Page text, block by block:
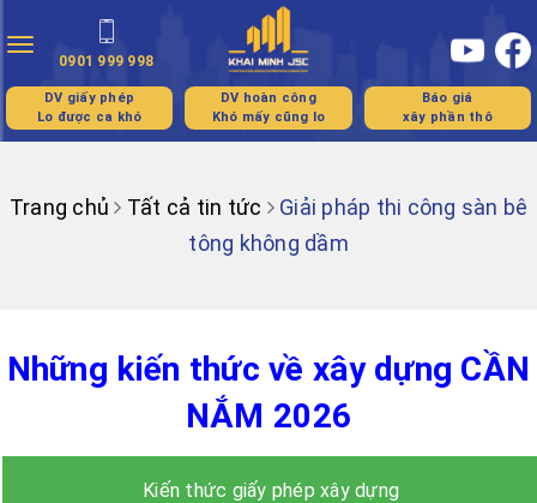
Toggle
navigation
0901 999 998
DV giấy phép
Lo được ca khó
DV hoàn công
Khó mấy cũng lo
Báo giá
xây phần thô
Trang chủ Tất cả tin tức
Giải pháp thi công sàn bê
tông không dầm
Những kiến thức về xây dựng CẦN
NẮM 2026
Kiến thức giấy phép xây dựng